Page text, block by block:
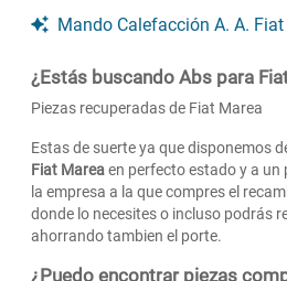
Mando Calefacción A. A.
¿Estás buscando Abs para
Piezas recuperadas de Fiat Marea
Estas de suerte ya que disponemos
Fiat Mareaen perfecto estado y a un
la empresa a la que compres el
donde lo necesites o incluso podrás
ahorrando tambien el porte.
¿Puedo encontrar piezas